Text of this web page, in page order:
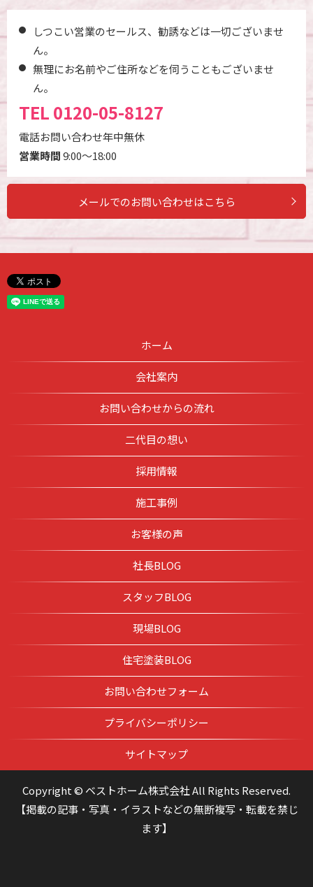
しつこい営業のセールス、勧誘などは一切ございませ
ん。
無理にお名前やご住所などを伺うこともございませ
ん。
TEL 0120-05-8127
電話お問い合わせ年中無休
営業時間9:00～18:00
メールでのお問い合わせはこちら
ホーム
会社案内
お問い合わせからの流れ
二代目の想い
採用情報
施工事例
お客様の声
社長BLOG
スタッフBLOG
現場BLOG
住宅塗装BLOG
お問い合わせフォーム
プライバシーポリシー
サイトマップ
Copyright © ベストホーム株式会社 All Rights Reserved.
【掲載の記事・写真・イラストなどの無断複写・転載を禁じ
ます】